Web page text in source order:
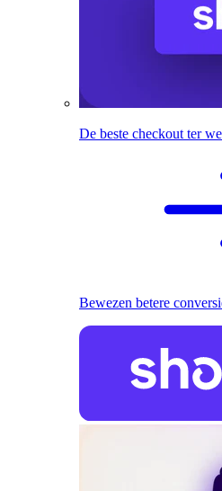
De beste checkout ter
Bewezen betere